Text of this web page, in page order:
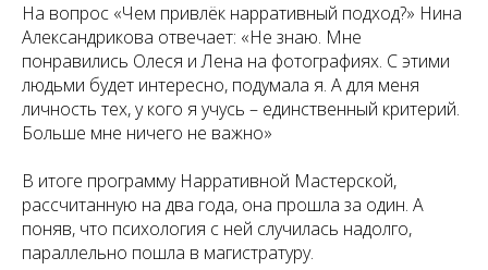
На вопрос «Чем привлёк нарративный подход?» Нина
Александрикова отвечает: «Не знаю. Мне
понравились Олеся и Лена на фотографиях. С этими
людьми будет интересно, подумала я. А для меня
личность тех, у кого я учусь – единственный критерий.
Больше мне ничего не важно»
В итоге программу Нарративной Мастерской,
рассчитанную на два года, она прошла за один. А
поняв, что психология с ней случилась надолго,
параллельно пошла в магистратуру.